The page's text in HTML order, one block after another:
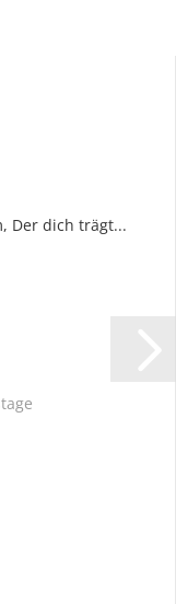
Der dich trägt...